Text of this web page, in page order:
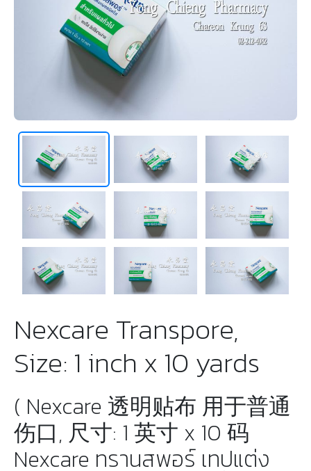
Nexcare Transpore,
Size: 1 inch x 10 yards
( Nexcare 透明贴布 用于普通
伤口, 尺寸: 1 英寸 x 10 码
Nexcare ทรานสพอร์ เทปแต่ง